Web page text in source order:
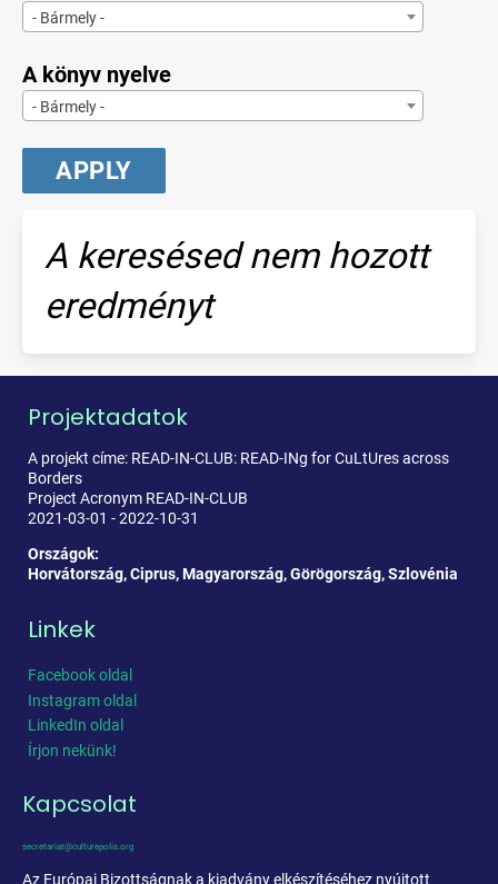
- Bármely -
A könyv nyelve
- Bármely -
A keresésed nem hozott
eredményt
Projektadatok
A projekt címe: READ-IN-CLUB: READ-INg for CuLtUres across
Borders
Project Acronym READ-IN-CLUB
2021-03-01 - 2022-10-31
Országok:
Horvátország, Ciprus, Magyarország, Görögország, Szlovénia
Linkek
Facebook oldal
Instagram oldal
LinkedIn oldal
Írjon nekünk!
Kapcsolat
secretariat@culturepolis.org
Az Európai Bizottságnak a kiadvány elkészítéséhez nyújtott